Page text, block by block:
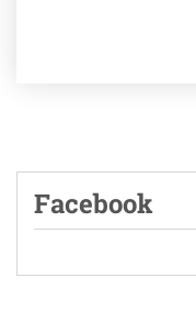
Facebook